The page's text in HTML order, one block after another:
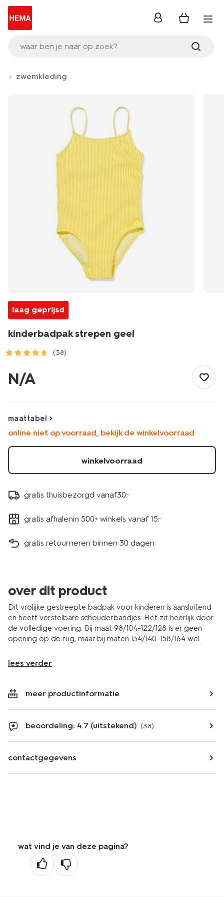
waar ben je naar op zoek?
inloggen
zwemkleding
laag geprijsd
kinderbadpak strepen geel
(38)
bikinis-
badpakken/kinderbadpak-
geel-
22250080YELLOW.html
N/A
maattabel
online niet op voorraad, bekijk de winkelvoorraad
winkelvoorraad
gratis thuisbezorgd vanaf30.-
gratis afhalenin 500+ winkels vanaf 15.-
gratis retourneren binnen 30 dagen
over dit product
Dit vrolijke gestreepte badpak voor kinderen is aansluitend
en heeft verstelbare schouderbandjes. Het zit heerlijk door
de volledige voering. Bij maat 98/104-122/128 is er geen
opening op de rug, maar bij maten 134/140-158/164 wel.
lees verder
meer productinformatie
beoordeling: 4.7 (uitstekend) (38)
contactgegevens
wat vind je van deze pagina?